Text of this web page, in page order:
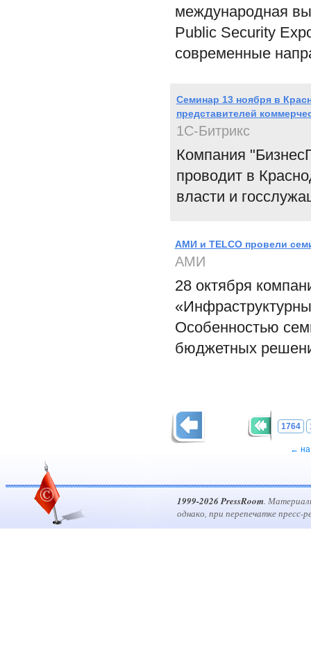
международная
Public Security
современные
Семинар 13 ноября в
представителей
1С-Битрикс
Компания
проводит в
власти и
АМИ и TELCO провели
АМИ
28 октября
Особенностью
бюджетных
1764
← на
1999-2026 PressRoom.
однако, при перепечатке пресс-